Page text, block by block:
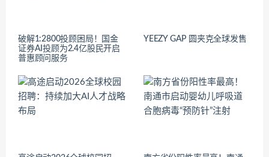
破解1:2800投顾困局！国金
证券AI投顾为2.4亿股民开启
普惠顾问服务
YEEZY GAP 圆夹克全球发售